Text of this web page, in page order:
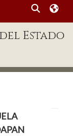
Estado